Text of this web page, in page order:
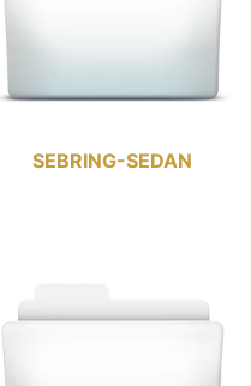
SEBRING-SEDAN